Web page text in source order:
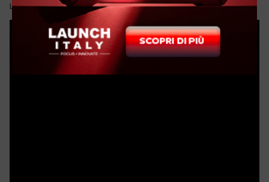
La mia prima via ferrata, ma la rifarei tutti i giorni.